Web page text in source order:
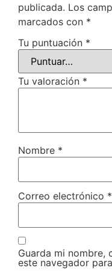
publicada. Los
marcados con *
Tu puntuación *
Tu valoración *
Nombre *
Correo electrónico *
Guarda mi nombre,
este navegador